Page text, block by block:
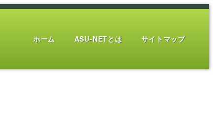
ホーム ASU-NETとは サイトマップ